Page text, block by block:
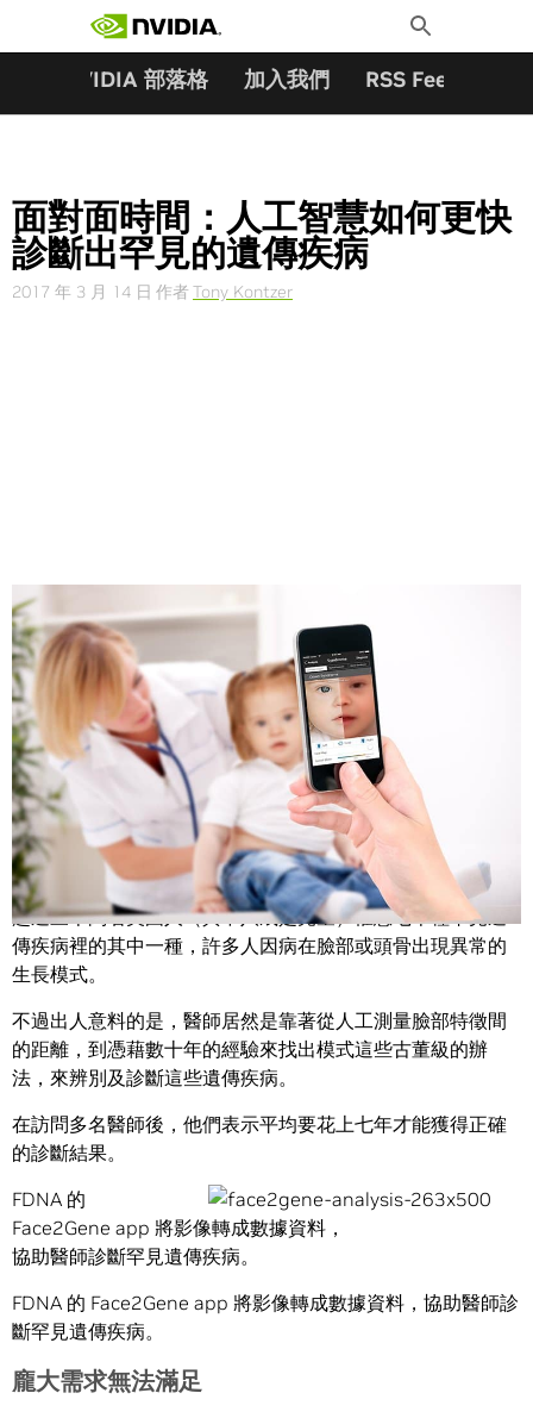
Toggle
Search
NVIDIA 部落格 加入我們 RSS Feeds
面對面時間：人工智慧如何更快
診斷出罕見的遺傳疾病
2017 年 3 月 14 日 作者Tony Kontzer
Share
從在社群媒體上標註某人，到在入境處辨識旅客身分，已用
許多場合裡採用臉孔辨識技術。現在有一家新創公司打算運
用這項技術來挽救生命。
超過三千萬名美國人（其中八成是兒童）罹患七千種罕見遺
傳疾病裡的其中一種，許多人因病在臉部或頭骨出現異常的
生長模式。
不過出人意料的是，醫師居然是靠著從人工測量臉部特徵間
的距離，到憑藉數十年的經驗來找出模式這些古董級的辦
法，來辨別及診斷這些遺傳疾病。
在訪問多名醫師後，他們表示平均要花上七年才能獲得正確
的診斷結果。
FDNA 的
Face2Gene app 將影像轉成數據資料，
協助醫師診斷罕見遺傳疾病。
FDNA 的 Face2Gene app 將影像轉成數據資料，協助醫師診
斷罕見遺傳疾病。
龐大需求無法滿足